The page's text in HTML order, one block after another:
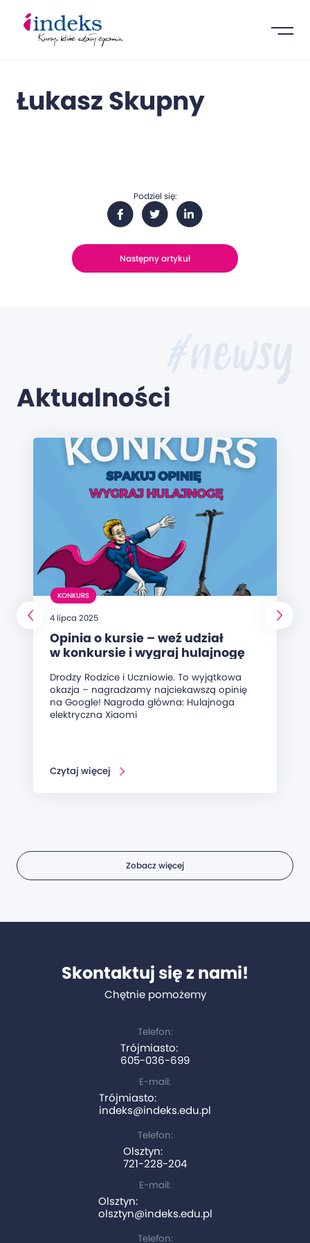
Łukasz Skupny
Podziel się:
Następny artykuł
Aktualności
KONKURS
4 lipca 2025
Opinia o kursie – weź udział
w konkursie i wygraj hulajnogę
Drodzy Rodzice i Uczniowie. To wyjątkowa
okazja – nagradzamy najciekawszą opinię
na Google! Nagroda główna: Hulajnoga
elektryczna Xiaomi
Czytaj więcej
Zobacz więcej
Skontaktuj się z nami!
Chętnie pomożemy
Telefon:
Trójmiasto:
605-036-699
E-mail:
Trójmiasto:
indeks@indeks.edu.pl
Telefon:
Olsztyn:
721-228-204
E-mail:
Olsztyn:
olsztyn@indeks.edu.pl
Telefon: